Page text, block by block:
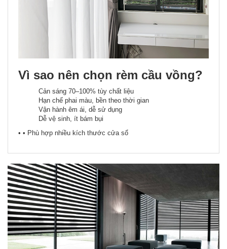
Vì sao nên chọn rèm cầu vồng?
Cản sáng 70–100% tùy chất liệu
Hạn chế phai màu, bền theo thời gian
Vận hành êm ái, dễ sử dụng
Dễ vệ sinh, ít bám bụi
• • Phù hợp nhiều kích thước cửa sổ